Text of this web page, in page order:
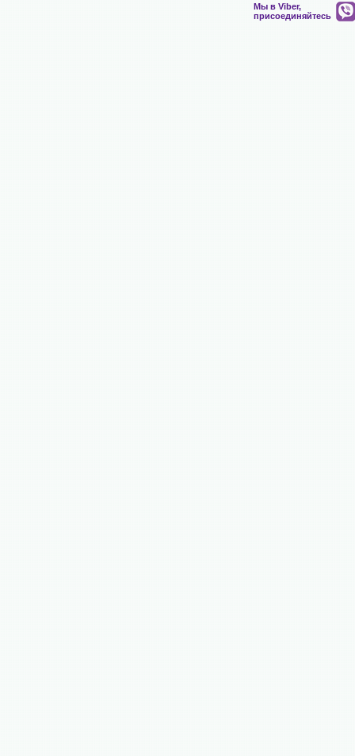
Мы в Viber,
присоединяйтесь